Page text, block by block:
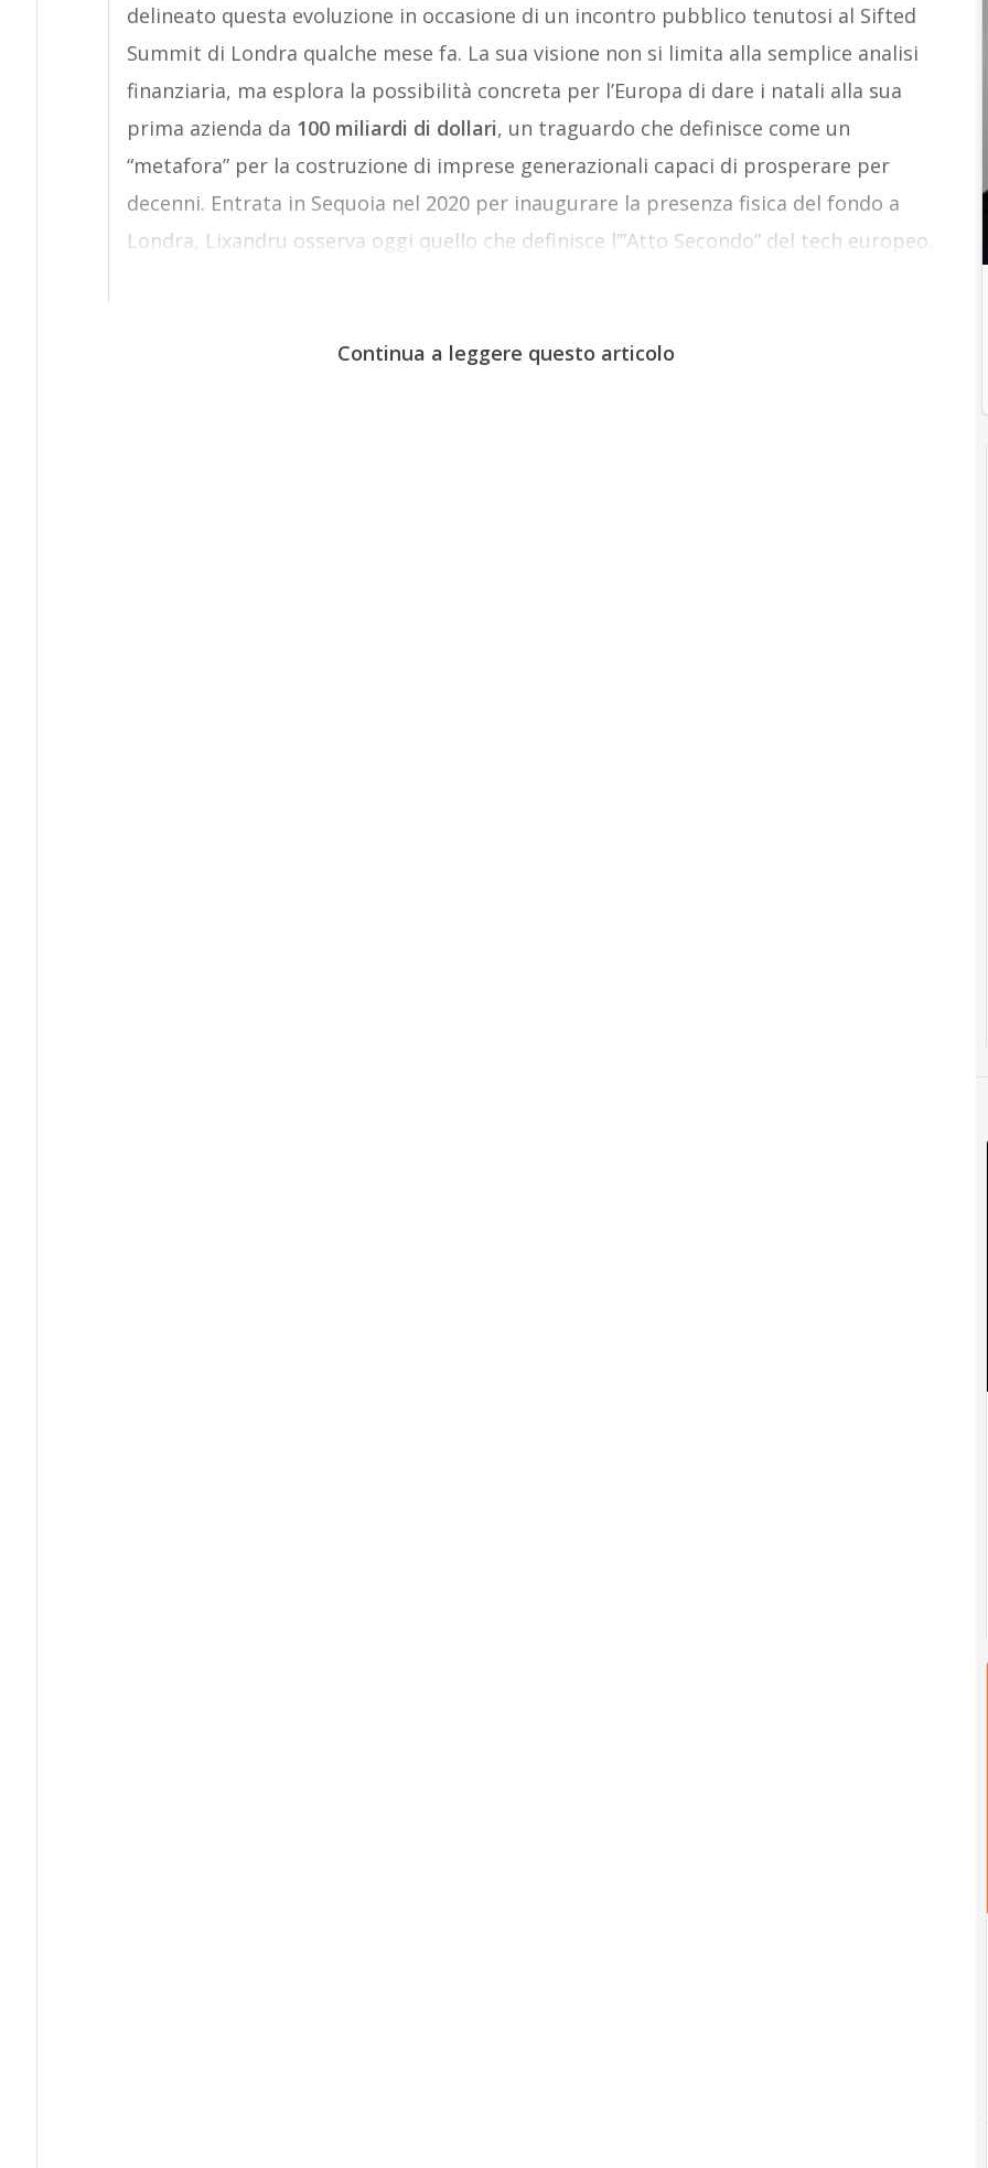
delineato questa evoluzione in occasione di un incontro pubblico tenutosi al Sifted
Summit di Londra qualche mese fa. La sua visione non si limita alla semplice analisi
finanziaria, ma esplora la possibilità concreta per l’Europa di dare i natali alla sua
prima azienda da 100 miliardi di dollari, un traguardo che definisce come un
“metafora” per la costruzione di imprese generazionali capaci di prosperare per
decenni. Entrata in Sequoia nel 2020 per inaugurare la presenza fisica del fondo a
Londra, Lixandru osserva oggi quello che definisce l’”Atto Secondo” del tech europeo.
Continua a leggere questo articolo